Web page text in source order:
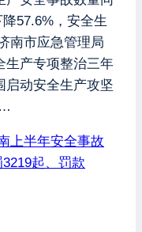
57.6%，安全生
南市应急管理局
生产专项整治三年
启动安全生产攻坚
上半年安全事故
起、罚款